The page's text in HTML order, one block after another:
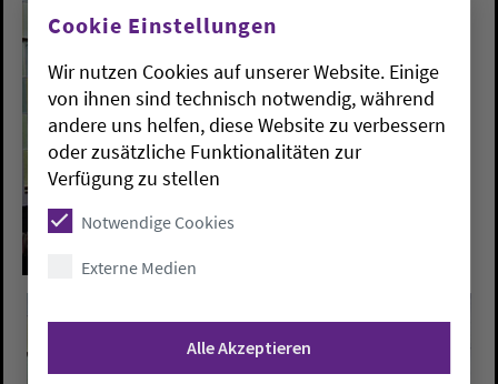
Cookie Einstellungen
Wir nutzen Cookies auf unserer Website. Einige
von ihnen sind technisch notwendig, während
andere uns helfen, diese Website zu verbessern
oder zusätzliche Funktionalitäten zur
Verfügung zu stellen
Notwendige Cookies
Externe Medien
Alle Akzeptieren